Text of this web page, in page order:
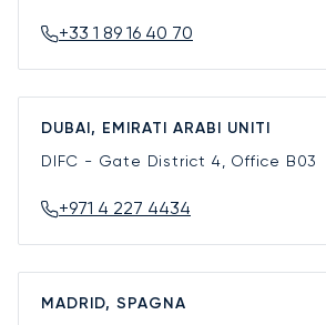
+33 1 89 16 40 70
DUBAI, EMIRATI ARABI UNITI
DIFC - Gate District 4, Office B03
+971 4 227 4434
MADRID, SPAGNA